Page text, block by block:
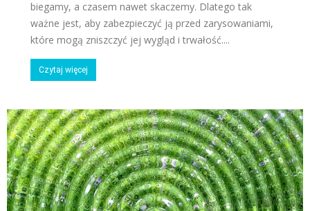
biegamy, a czasem nawet skaczemy. Dlatego tak
ważne jest, aby zabezpieczyć ją przed zarysowaniami,
które mogą zniszczyć jej wygląd i trwałość....
Czytaj więcej